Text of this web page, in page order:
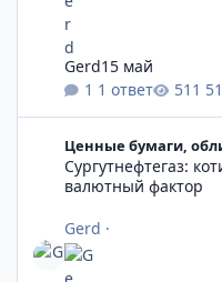
1 ответ
Gerd15 май
Ценные бумаги,
Сургутнефтегаз:
валютный фактор
Gerd ·